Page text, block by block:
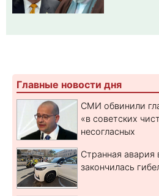
Главные новости дня
СМИ обвинили
«в советских
несогласных
Странная
закончилась